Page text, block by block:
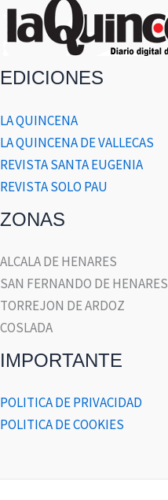
EDICIONES
LA QUINCENA
LA QUINCENA DE VALLECAS
REVISTA SANTA EUGENIA
REVISTA SOLO PAU
ZONAS
ALCALA DE HENARES
SAN FERNANDO DE HENARES
TORREJON DE ARDOZ
COSLADA
IMPORTANTE
POLITICA DE PRIVACIDAD
POLITICA DE COOKIES